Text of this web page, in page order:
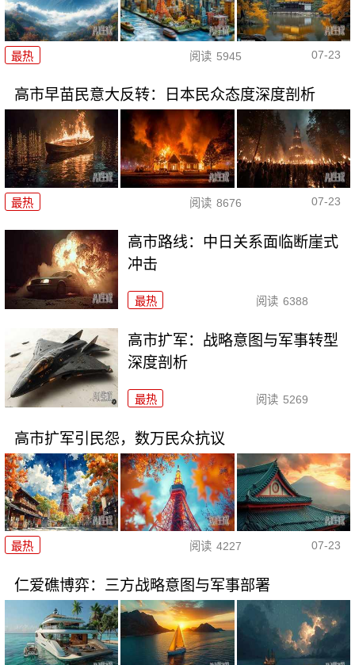
最热 阅读 5945 07-23
高市早苗民意大反转：日本民众态度深度剖析
最热 阅读 8676 07-23
高市路线：中日关系面临断崖式
冲击
最热 阅读 6388
高市扩军：战略意图与军事转型
深度剖析
最热 阅读 5269
高市扩军引民怨，数万民众抗议
最热 阅读 4227 07-23
仁爱礁博弈：三方战略意图与军事部署